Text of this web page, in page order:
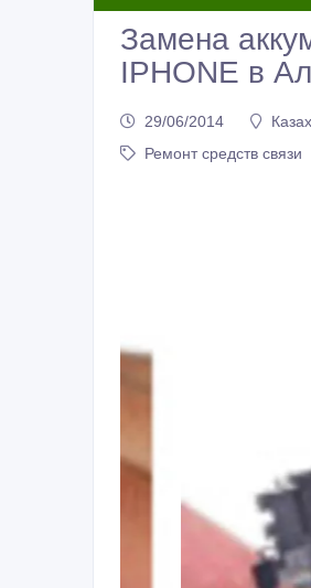
Замена
IPHONE в
29/06/2014
Ремонт средств связи